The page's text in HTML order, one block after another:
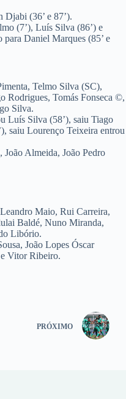
(36’ e 87’).
(7’), Luís Silva (86’) e
Daniel Marques (85’ e
Telmo Silva (SC),
Rodrigues, Tomás Fonseca ©,
Silva.
Luís Silva (58’), saiu Tiago
saiu Lourenço Teixeira entrou
João Almeida, João Pedro
Maio, Rui Carreira,
Baldé, Nuno Miranda,
Libório.
João Lopes Óscar
Vitor Ribeiro.
PRÓXIMO